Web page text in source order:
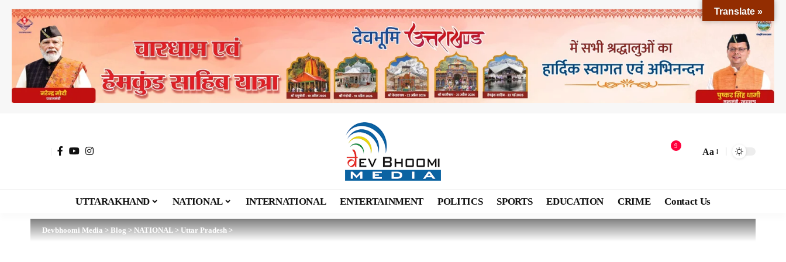
9
Aa
UTTARAKHAND NATIONAL INTERNATIONAL ENTERTAINMENT POLITICS SPORTS EDUCATION CRIME Contact Us
Devbhoomi Media>Blog>NATIONAL>Uttar Pradesh>
Translate »